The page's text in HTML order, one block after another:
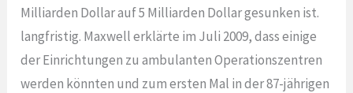
Milliarden Dollar auf 5 Milliarden Dollar gesunken ist.
langfristig. Maxwell erklärte im Juli 2009, dass einige
der Einrichtungen zu ambulanten Operationszentren
werden könnten und zum ersten Mal in der 87-jährigen